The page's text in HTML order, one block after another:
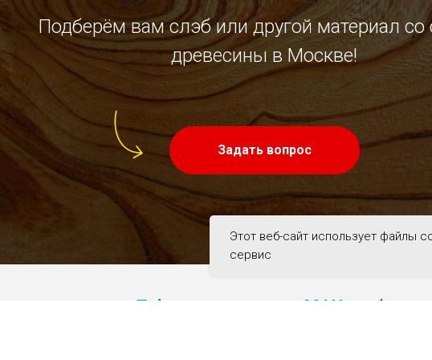
Подберём вам слэб или другой материал со
древесины в Москве!
Задать вопрос
на наш Telegram MAX чтобы
Этот веб-сайт использует файлы
сервис